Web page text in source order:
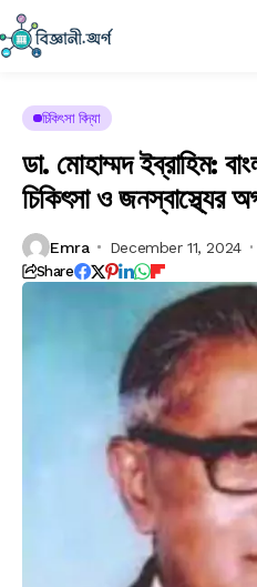
চিকিৎসা বিদ্যা
ডা. মোহাম্মদ ইব্রাহিম:
চিকিৎসা ও জনস্বাস্থ্যের
Emra December 11, 2024
Share